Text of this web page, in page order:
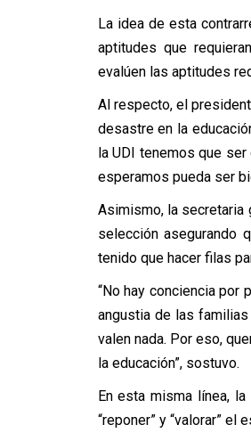
La idea de esta
aptitudes que
evalúen las aptitudes
Al respecto, el
desastre en la
la UDI tenemos que
esperamos pueda ser
Asimismo, la secretaria
selección asegurando
tenido que hacer filas
“No hay conciencia
angustia de las
valen nada. Por eso,
la educación”, sostuvo.
En esta misma línea,
“reponer” y “valorar” el